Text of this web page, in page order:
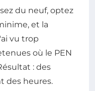
du neuf, optez
et la
vu trop
où le PEN
: des
des heures.